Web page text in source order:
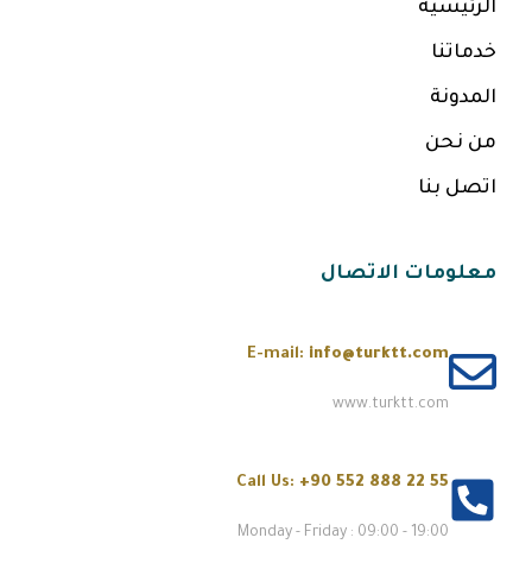
الرئيسية
خدماتنا
المدونة
من نحن
اتصل بنا
معلومات الاتصال
E-mail: info@turktt.com
www.turktt.com
Call Us: +90 552 888 22 55
Monday - Friday : 09:00 - 19:00